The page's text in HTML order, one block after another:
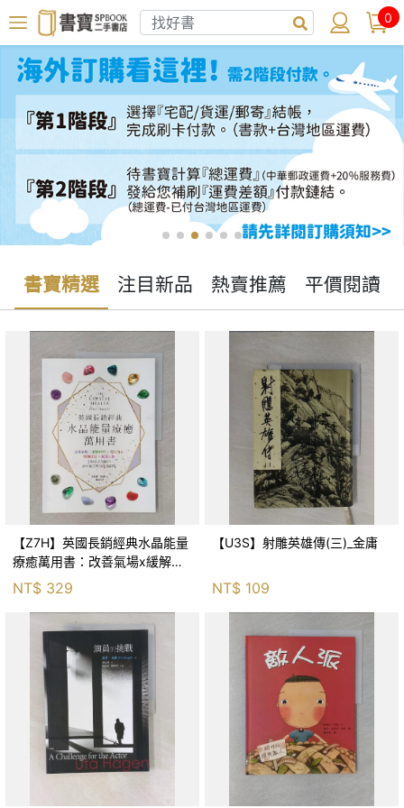
0
書寶精選 注目新品 熱賣推薦 平價閱讀
【Z7H】英國長銷經典水晶能量
療癒萬用書：改善氣場x緩解疼
痛x穩定身心x增加財富x促進人
緣，250種水晶礦石給你最完整
的生活對策_菲利
NT$ 329
【U3S】射雕英雄傳(三)_金庸
NT$ 109